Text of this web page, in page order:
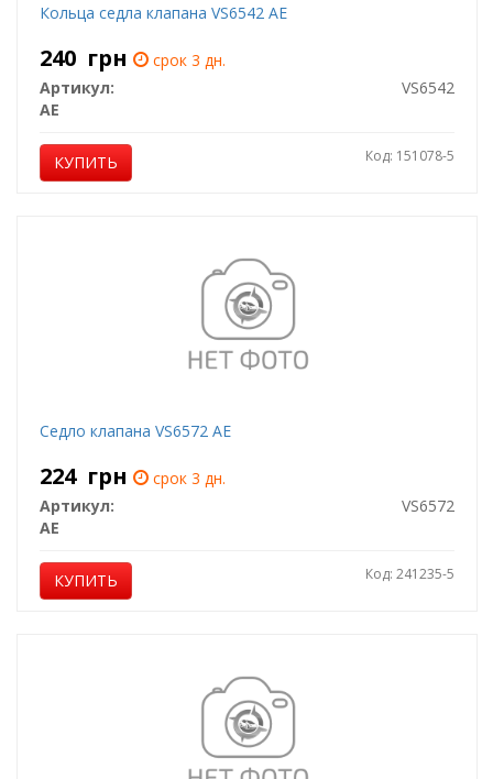
Кольца седла клапана VS6542 AE
240 грн
срок 3 дн.
Артикул:
VS6542
AE
КУПИТЬ Код: 151078-5
Седло клапана VS6572 AE
224 грн
срок 3 дн.
Артикул:
VS6572
AE
КУПИТЬ Код: 241235-5